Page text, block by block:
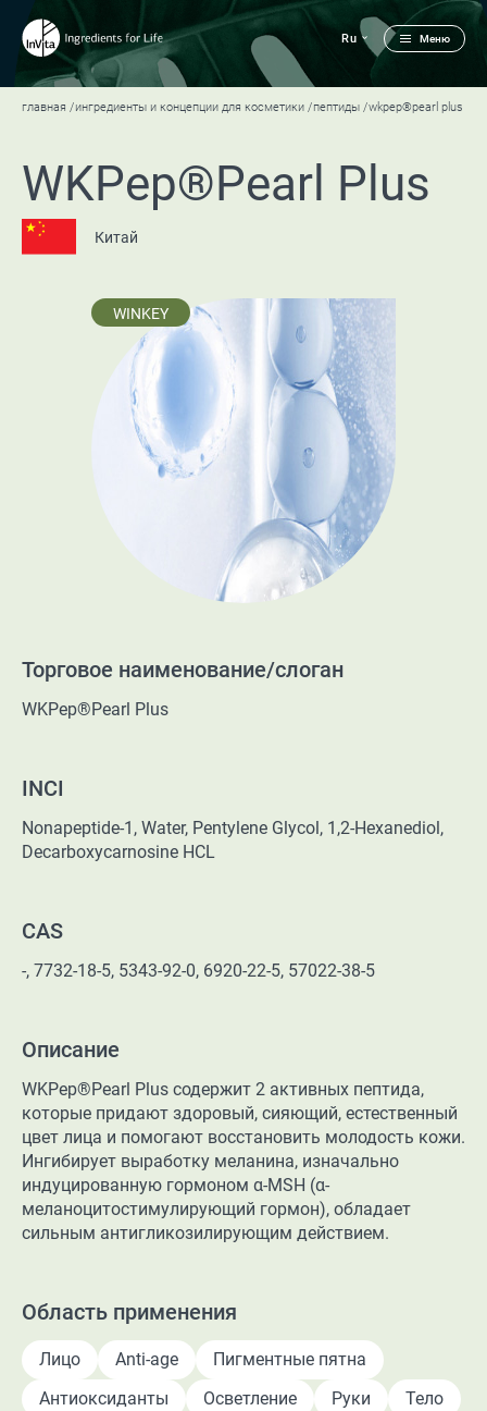
Меню
Ru
главная ингредиенты и концепции для косметики пептиды wkpep®pearl plus
WKPep®Pearl Plus
Китай
WINKEY
Торговое наименование/слоган
WKPep®Pearl Plus
INCI
Nonapeptide-1, Water, Pentylene Glycol, 1,2-Hexanediol,
Decarboxycarnosine HCL
CAS
-, 7732-18-5, 5343-92-0, 6920-22-5, 57022-38-5
Описание
WKPep®Pearl Plus содержит 2 активных пептида,
которые придают здоровый, сияющий, естественный
цвет лица и помогают восстановить молодость кожи.
Ингибирует выработку меланина, изначально
индуцированную гормоном α-МSH (α-
меланоцитостимулирующий гормон), обладает
сильным антигликозилирующим действием.
Область применения
Лицо Anti-age
Пигментные пятна
Антиоксиданты
Осветление Руки
Тело